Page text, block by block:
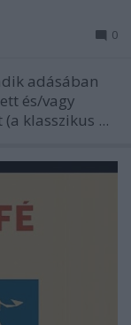
0
adásában
és/vagy
klasszikus ...